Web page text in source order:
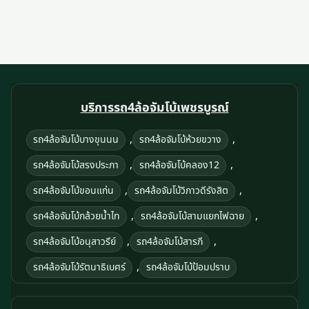
บริการรถ4ล้อจัมโบ้เพชรบูรณ์
รถ4ล้อจัมโบ้บางขุนนน , รถ4ล้อจัมโบ้ห้วยขวาง ,
รถ4ล้อจัมโบ้สรงประภา , รถ4ล้อจัมโบ้คลอง12 ,
รถ4ล้อจัมโบ้ขอนแก่น , รถ4ล้อจัมโบ้วิภาวดีรังสิต ,
รถ4ล้อจัมโบ้กล้วยน้ำไท , รถ4ล้อจัมโบ้สามแยกไฟฉาย ,
รถ4ล้อจัมโบ้อนุสาวรีย์ , รถ4ล้อจัมโบ้สารภี ,
รถ4ล้อจัมโบ้รัตนาธิเบศร์ , รถ4ล้อจัมโบ้ป้อมปราบ